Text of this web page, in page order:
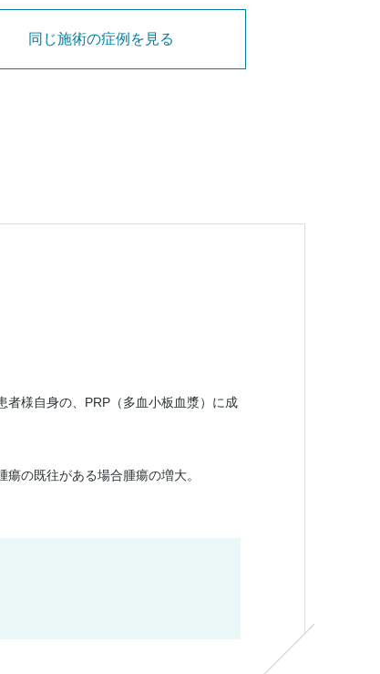
同じ施術の症例を見る
者様自身の、PRP（多血小板血漿）に成
の既往がある場合腫瘍の増大。